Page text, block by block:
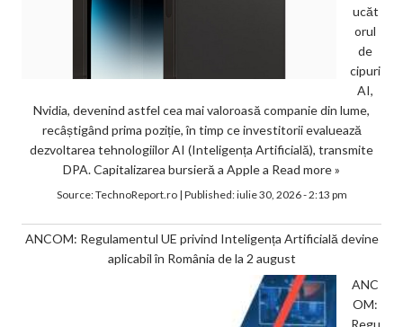
ucăt
orul
de
cipuri
AI,
Nvidia, devenind astfel cea mai valoroasă companie din lume,
recâștigând prima poziție, în timp ce investitorii evaluează
dezvoltarea tehnologiilor AI (Inteligența Artificială), transmite
DPA. Capitalizarea bursieră a Apple a Read more »
Source:TechnoReport.ro| Published:iulie 30, 2026 - 2:13 pm
ANCOM: Regulamentul UE privind Inteligența Artificială devine
aplicabil în România de la 2 august
ANC
OM:
Regu